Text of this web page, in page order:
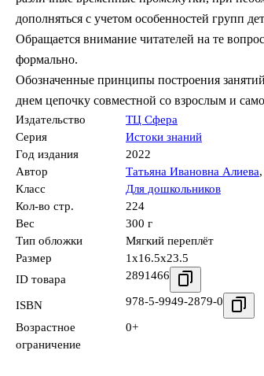
дополняться с учетом особенностей групп
Обращается внимание читателей на те
формально.
Обозначенные принципы построения
днем цепочку совместной со взрослым и
Издательство
ТЦ Сфера
Серия
Истоки знаний
Год издания
2022
Автор
Татьяна Ивановна Алиева,
Класс
Для дошкольников
Кол-во стр.
224
Вес
300 г
Тип обложки
Мягкий переплёт
Размер
1x16.5x23.5
ID товара
2891466
ISBN 978-5-9949-2879-0
Возрастное
ограничение
0+